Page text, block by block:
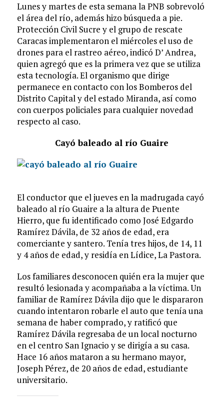
Lunes y martes de esta semana la PNB sobrevoló
el área del río, además hizo búsqueda a pie.
Protección Civil Sucre y el grupo de rescate
Caracas implementaron el miércoles el uso de
drones para el rastreo aéreo, indicó D’ Andrea,
quien agregó que es la primera vez que se utiliza
esta tecnología. El organismo que dirige
permanece en contacto con los Bomberos del
Distrito Capital y del estado Miranda, así como
con cuerpos policiales para cualquier novedad
respecto al caso.
Cayó baleado al río Guaire
El conductor que el jueves en la madrugada cayó
baleado al río Guaire a la altura de Puente
Hierro, que fu identificado como José Edgardo
Ramírez Dávila, de 32 años de edad, era
comerciante y santero. Tenía tres hijos, de 14, 11
y 4 años de edad, y residía en Lídice, La Pastora.
Los familiares desconocen quién era la mujer que
resultó lesionada y acompañaba a la víctima. Un
familiar de Ramírez Dávila dijo que le dispararon
cuando intentaron robarle el auto que tenía una
semana de haber comprado, y ratificó que
Ramírez Dávila regresaba de un local nocturno
en el centro San Ignacio y se dirigía a su casa.
Hace 16 años mataron a su hermano mayor,
Joseph Pérez, de 20 años de edad, estudiante
universitario.